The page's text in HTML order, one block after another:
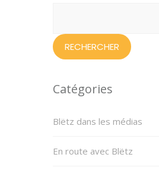
Catégories
Blëtz dans les médias
En route avec Blëtz